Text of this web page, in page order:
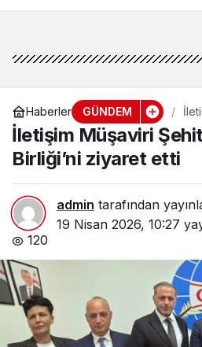
Haberler GÜNDEM
İletişim Müşaviri
Birliği’ni ziyaret etti
admin tarafından
19 Nisan 2026, 10:27
120